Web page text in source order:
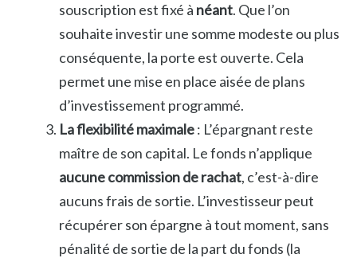
souscription est fixé à néant. Que l’on
souhaite investir une somme modeste ou plus
conséquente, la porte est ouverte. Cela
permet une mise en place aisée de plans
d’investissement programmé.
La flexibilité maximale: L’épargnant reste
maître de son capital. Le fonds n’applique
aucune commission de rachat, c’est-à-dire
aucuns frais de sortie. L’investisseur peut
récupérer son épargne à tout moment, sans
pénalité de sortie de la part du fonds (la